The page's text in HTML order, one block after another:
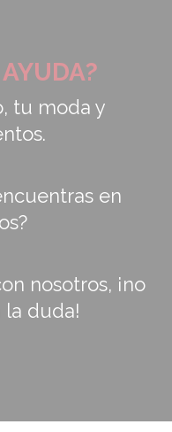
tu moda y
en
nosotros, ¡no
duda!